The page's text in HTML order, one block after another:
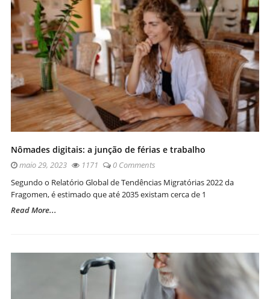
Nômades digitais: a junção de férias e trabalho
maio 29, 2023 1171
0 Comments
Segundo o Relatório Global de Tendências Migratórias 2022 da
Fragomen, é estimado que até 2035 existam cerca de 1
Read More...